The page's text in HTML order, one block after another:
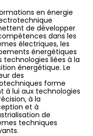
en énergie
de développer
dans les
électriques, les
énergétiques
technologies liées à la
énergétique. Le
des
forme
à lui aux technologies
à la
et à
de
techniques